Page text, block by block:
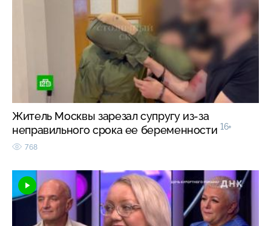
Житель Москвы зарезал супругу из-за
неправильного срока ее беременности 16+
768